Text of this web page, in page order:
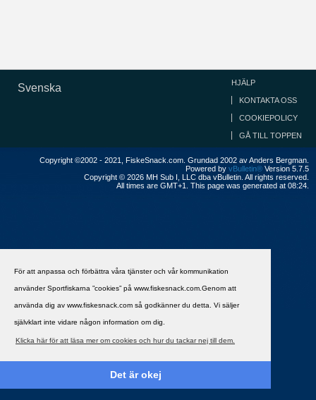
För att anpassa och förbättra våra tjänster och vår kommunikation
använder Sportfiskarna ”cookies” på www.fiskesnack.com.Genom att
använda dig av www.fiskesnack.com så godkänner du detta. Vi säljer
självklart inte vidare någon information om dig.
Klicka här för att läsa mer om cookies och hur du tackar nej till dem.
Det är okej
Svenska HJÄLP
KONTAKTA OSS
COOKIEPOLICY
GÅ TILL TOPPEN
Copyright ©2002 - 2021, FiskeSnack.com. Grundad 2002 av Anders Bergman.
Powered by vBulletin® Version 5.7.5
Copyright © 2026 MH Sub I, LLC dba vBulletin. All rights reserved.
All times are GMT+1. This page was generated at 08:24.